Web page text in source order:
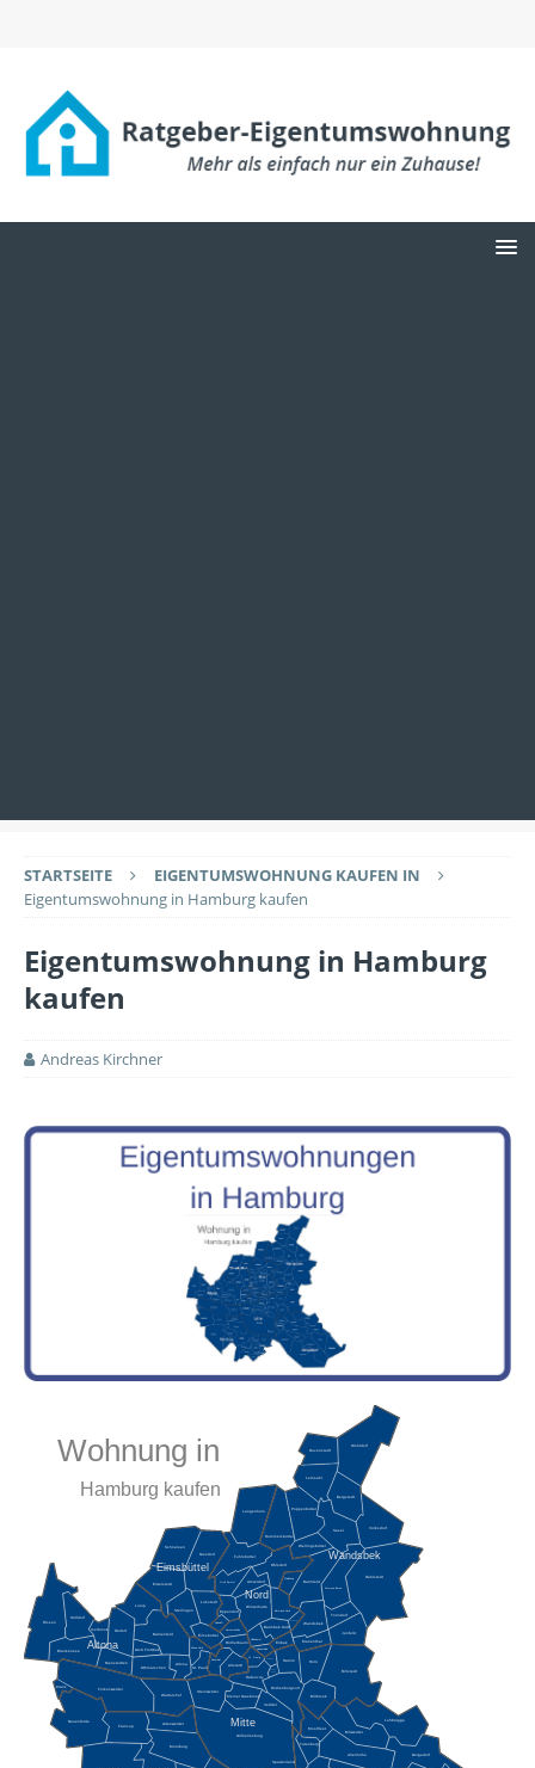
STARTSEITE
EIGENTUMSWOHNUNG KAUFEN IN
Eigentumswohnung in Hamburg kaufen
Eigentumswohnung in Hamburg
kaufen
Andreas Kirchner
Wohldorf
Duvenstedt
Lemsahl
Bergstedt
Volksdorf
Poppenbüttel
Sasel
Langenhorn
Hummelsbüttel
Rahlstedt
Farmsen-Berne
Barmfeld
Steilshoop
Wellingsbüttel
Ohlsdorf
Fuhlsbüttel
Niendorf
Schnelsen
Eidelstedt
Stellingen
Lokstedt
Groß Borstel Alsterdorf
Eppendorf Barmbek-Nord
Barmbek-Süd
Uhlenhorst
Hohenfelde
Wandsbek
Tonndorf
Jenfeld
Marienthal
Eilbek
Rissen
Sülldorf
Iserbrook
Blankenese
Osdorf
Lurup
Bahrenfeld
Groß Flottbek
Hoheluft
Harvestehude
Eimsbüttel
Rotherbaum
Altona-Nord
Altona
St. Pauli
Neustadt
Altstadt
Hafencity
St. Georg
Hamm
Winterhude
Horn
Billstedt
Billbrook
Rothenburgsort
Steinwerder
Cranz
Finkenwerder
Waltershof
Kleiner Grasbrook
Veddel
Neuenfelde
Francop
Altenwerder
Moorburg
Wilhelmsburg
Spadenland
Tatenberg
Moorfleet
Billwerder
Lohbrügge
Allermöhe Bergedorf
Nienstedten
Othmarschen
Altona
Eimsbüttel
Nord
Wandsbek
Mitte
Wohnung in
Hamburg kaufen